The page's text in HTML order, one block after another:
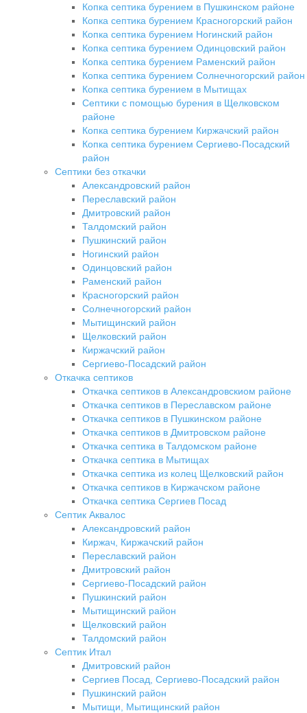
Копка септика бурением в Пушкинском районе
Копка септика бурением Красногорский район
Копка септика бурением Ногинский район
Копка септика бурением Одинцовский район
Копка септика бурением Раменский район
Копка септика бурением Солнечногорский район
Копка септика бурением в Мытищах
Септики с помощью бурения в Щелковском
районе
Копка септика бурением Киржачский район
Копка септика бурением Сергиево-Посадский
район
Септики без откачки
Александровский район
Переславский район
Дмитровский район
Талдомский район
Пушкинский район
Ногинский район
Одинцовский район
Раменский район
Красногорский район
Солнечногорский район
Мытищинский район
Щелковский район
Киржачский район
Сергиево-Посадский район
Откачка септиков
Откачка септиков в Александровскиом районе
Откачка септиков в Переславском районе
Откачка септиков в Пушкинском районе
Откачка септиков в Дмитровском районе
Откачка септика в Талдомском районе
Откачка септика в Мытищах
Откачка септика из колец Щелковский район
Откачка септиков в Киржачском районе
Откачка септика Сергиев Посад
Септик Аквалос
Александровский район
Киржач, Киржачский район
Переславский район
Дмитровский район
Сергиево-Посадский район
Пушкинский район
Мытищинский район
Щелковский район
Талдомский район
Септик Итал
Дмитровский район
Сергиев Посад, Сергиево-Посадский район
Пушкинский район
Мытищи, Мытищинский район